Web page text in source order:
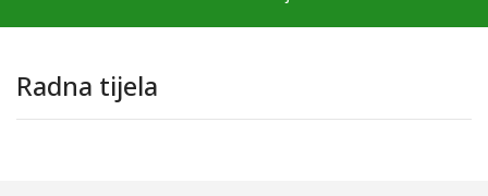
Radna tijela